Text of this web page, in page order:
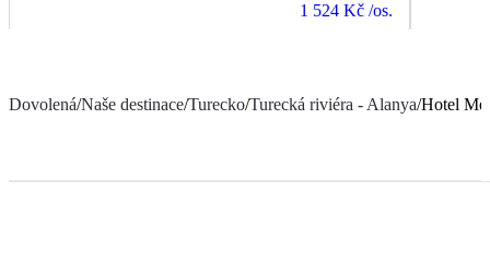
1 524 Kč /os.
Dovolená/Naše destinace/Turecko/Turecká riviéra - Alanya/Hotel